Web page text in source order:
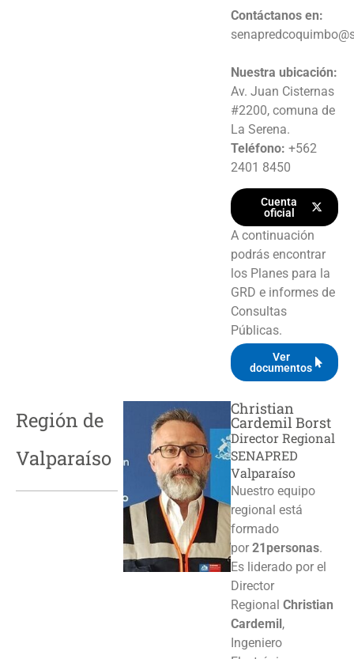
Contáctanos en:
Nuestra ubicación:
Av. Juan Cisternas
#2200, comuna de
La Serena.
Teléfono: +562
2401 8450
Cuenta
oficial
A continuación
podrás encontrar
los Planes para la
GRD e informes de
Consultas
Públicas.
Ver
documentos
Región de
Valparaíso
Christian
Cardemil Borst
Director Regional
SENAPRED
Valparaíso
Nuestro equipo
regional está
formado
por 21personas.
Es liderado por el
Director
Regional Christian
Cardemil,
Ingeniero